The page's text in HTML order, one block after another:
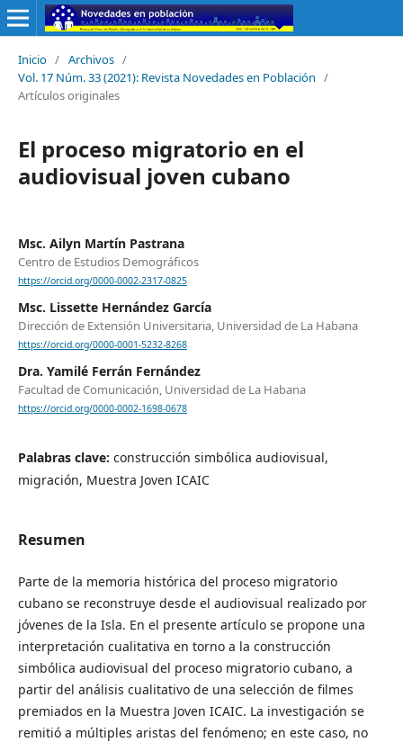
Inicio / Archivos /
Vol. 17 Núm. 33 (2021): Revista Novedades en Población /
Artículos originales
El proceso migratorio en el
audiovisual joven cubano
Msc. Ailyn Martín Pastrana
Centro de Estudios Demográficos
https://orcid.org/0000-0002-2317-0825
Msc. Lissette Hernández García
Dirección de Extensión Universitaria, Universidad de La Habana
https://orcid.org/0000-0001-5232-8268
Dra. Yamilé Ferrán Fernández
Facultad de Comunicación, Universidad de La Habana
https://orcid.org/0000-0002-1698-0678
Palabras clave: construcción simbólica audiovisual,
migración, Muestra Joven ICAIC
Resumen
Parte de la memoria histórica del proceso migratorio
cubano se reconstruye desde el audiovisual realizado por
jóvenes de la Isla. En el presente artículo se propone una
interpretación cualitativa en torno a la construcción
simbólica audiovisual del proceso migratorio cubano, a
partir del análisis cualitativo de una selección de filmes
premiados en la Muestra Joven ICAIC. La investigación se
remitió a múltiples aristas del fenómeno; en este caso, no